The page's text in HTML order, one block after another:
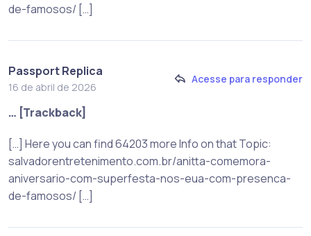
de-famosos/ […]
Passport Replica
16 de abril de 2026
Acesse para responder
… [Trackback]
[…] Here you can find 64203 more Info on that Topic:
salvadorentretenimento.com.br/anitta-comemora-
aniversario-com-superfesta-nos-eua-com-presenca-
de-famosos/ […]